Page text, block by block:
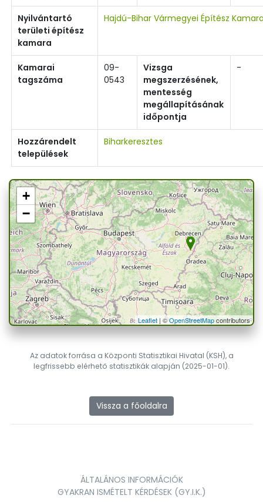
Nyilvántartó
területi építész
kamara
Hajdú-Bihar Vármegyei Építész
Kamarai
tagszáma
09-
0543
Vizsga
megszerzésének,
mentesség
megállapításának
időpontja
-
Hozzárendelt
települések
Biharkeresztes
+
−
Leaflet| ©OpenStreetMapcontributors
Az adatok forrása a Központi Statisztikai Hivatal (KSH), a
legfrissebb elérhető statisztikák alapján (2025-01-01).
Vissza a főoldalra
ÁLTALÁNOS INFORMÁCIÓK
GYAKRAN ISMÉTELT KÉRDÉSEK (GY.I.K.)